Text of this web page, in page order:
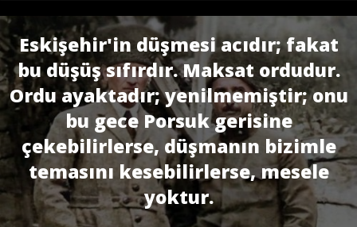
Eskişehir'in düşmesi acıdır; fakat
bu düşüş sıfırdır. Maksat ordudur.
Ordu ayaktadır; yenilmemiştir; onu
bu gece Porsuk gerisine
çekebilirlerse, düşmanın bizimle
temasını kesebilirlerse, mesele
yoktur.